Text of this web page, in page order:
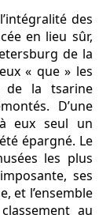
des
en lieu sûr,
de la
« que » les
de la tsarine
D’une
eux seul un
épargné. Le
les plus
ses
et l’ensemble
au